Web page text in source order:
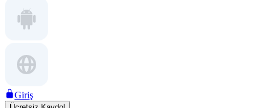
Giriş